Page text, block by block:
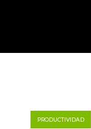
PRODUCTIVIDAD